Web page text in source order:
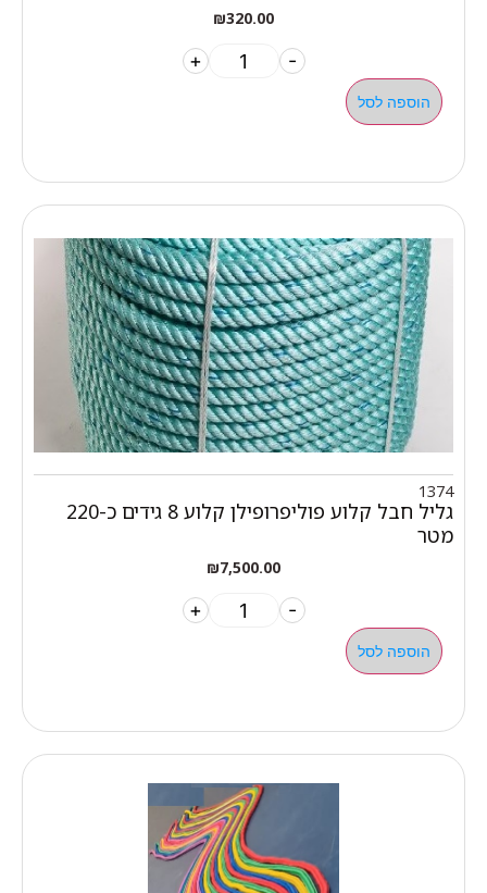
₪320.00
-
+
הוספה לסל
1374
גליל חבל קלוע פוליפרופילן קלוע 8 גידים כ-220
מטר
₪7,500.00
-
+
הוספה לסל